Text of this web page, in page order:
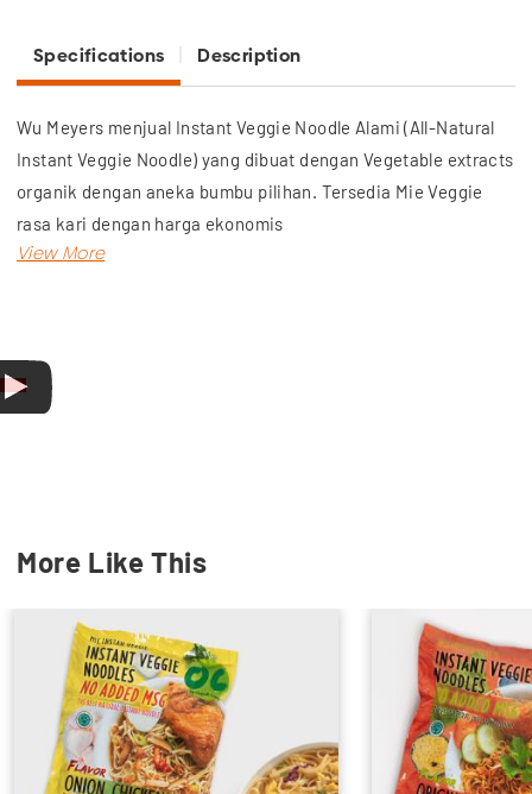
Specifications Description
Wu Meyers menjual Instant Veggie Noodle Alami (All-Natural
Instant Veggie Noodle) yang dibuat dengan Vegetable extracts
organik dengan aneka bumbu pilihan. Tersedia Mie Veggie
rasa kari dengan harga ekonomis
membahayakan tubuh Anda.
Selain itu, mie goreng ini rendah gluten, bebas MSG dan HVP,
More Like This